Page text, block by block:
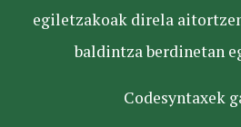
egiletzakoak direla
baldintza berdinetan
Codesyntaxek